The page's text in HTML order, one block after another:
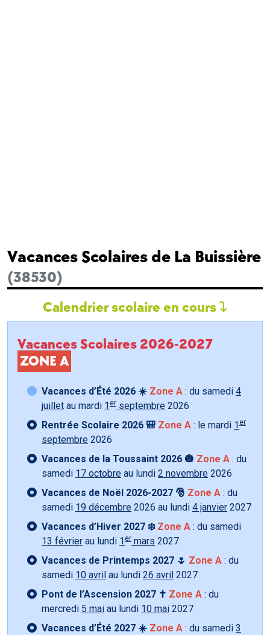
Vacances Scolaires de La Buissière
(38530)
Calendrier scolaire en cours
Vacances Scolaires 2026-2027
ZONE A
Vacances d’Été 2026 ☀️ Zone A : du samedi 4
juillet au mardi 1 er septembre 2026
Rentrée Scolaire 2026 🎒 Zone A : le mardi 1 er
septembre 2026
Vacances de la Toussaint 2026 🎃 Zone A : du
samedi 17 octobre au lundi 2 novembre 2026
Vacances de Noël 2026-2027 🎅 Zone A : du
samedi 19 décembre 2026 au lundi 4 janvier 2027
Vacances d’Hiver 2027 ❄️ Zone A : du samedi
13 février au lundi 1 er mars 2027
Vacances de Printemps 2027 🌷 Zone A : du
samedi 10 avril au lundi 26 avril 2027
Pont de l’Ascension 2027 ✝️ Zone A : du
mercredi 5 mai au lundi 10 mai 2027
Vacances d’Été 2027 ☀️ Zone A : du samedi 3